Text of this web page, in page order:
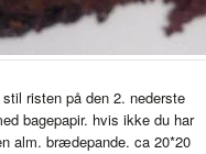
risten på den 2. nederste
bagepapir. hvis ikke du har
alm. brædepande. ca 20*20